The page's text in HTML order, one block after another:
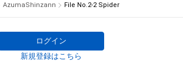
できません。
その恐れのある利用など、作成者が不適切
合、利用をお断りさせていただきます。
itself is the visual expression of the self-
AzumaShinzann File No.2-2 Spider
ログイン
新規登録はこちら